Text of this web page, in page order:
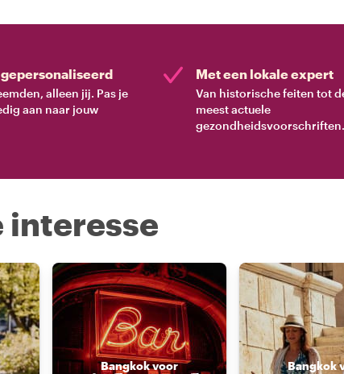
gepersonaliseerd
alleen jij. Pas je
aan naar jouw
Met een lokale expert
Van historische feiten tot
meest actuele
gezondheidsvoorschriften.
interesse
Bangkok voor Bangkok